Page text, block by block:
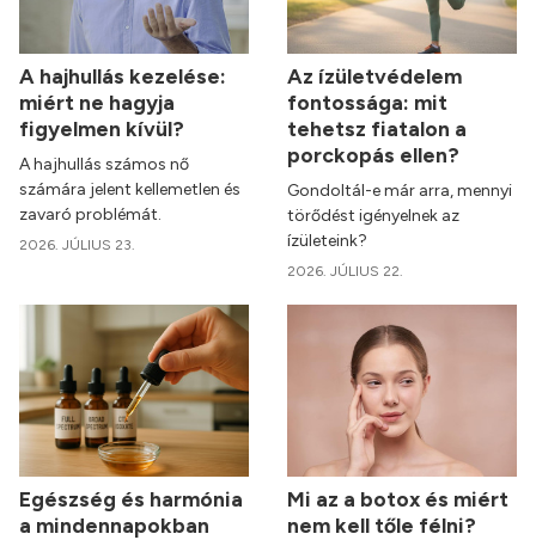
A hajhullás kezelése:
miért ne hagyja
figyelmen kívül?
A hajhullás számos nő
számára jelent kellemetlen és
zavaró problémát.
2026. JÚLIUS 23.
Az ízületvédelem
fontossága: mit
tehetsz fiatalon a
porckopás ellen?
Gondoltál-e már arra, mennyi
törődést igényelnek az
ízületeink?
2026. JÚLIUS 22.
Egészség és harmónia
a mindennapokban
Mi az a botox és miért
nem kell tőle félni?